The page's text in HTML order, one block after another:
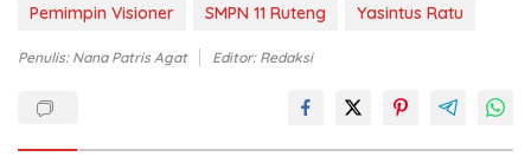
Pemimpin Visioner
SMPN 11 Ruteng Yasintus Ratu
Penulis: Nana Patris Agat Editor: Redaksi